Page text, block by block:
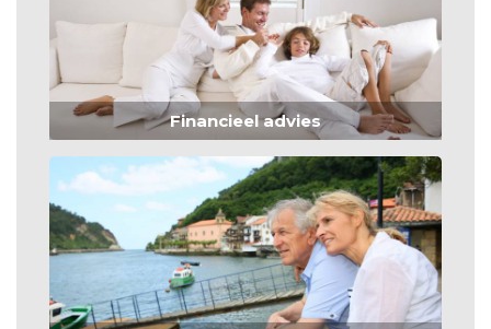
Financieel advies